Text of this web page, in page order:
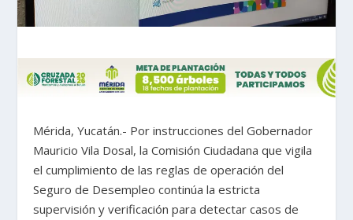
Mérida, Yucatán.- Por instrucciones del Gobernador
Mauricio Vila Dosal, la Comisión Ciudadana que vigila
el cumplimiento de las reglas de operación del
Seguro de Desempleo continúa la estricta
supervisión y verificación para detectar casos de